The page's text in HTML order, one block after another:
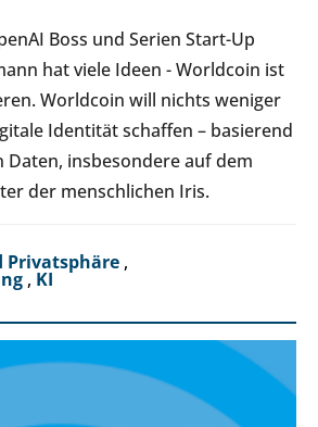
Boss und Serien Start-Up
hat viele Ideen - Worldcoin ist
Worldcoin will nichts weniger
Identität schaffen – basierend
insbesondere auf dem
der menschlichen Iris.
Privatsphäre ,
, KI